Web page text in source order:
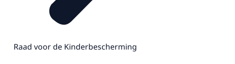
Raad voor de Kinderbescherming